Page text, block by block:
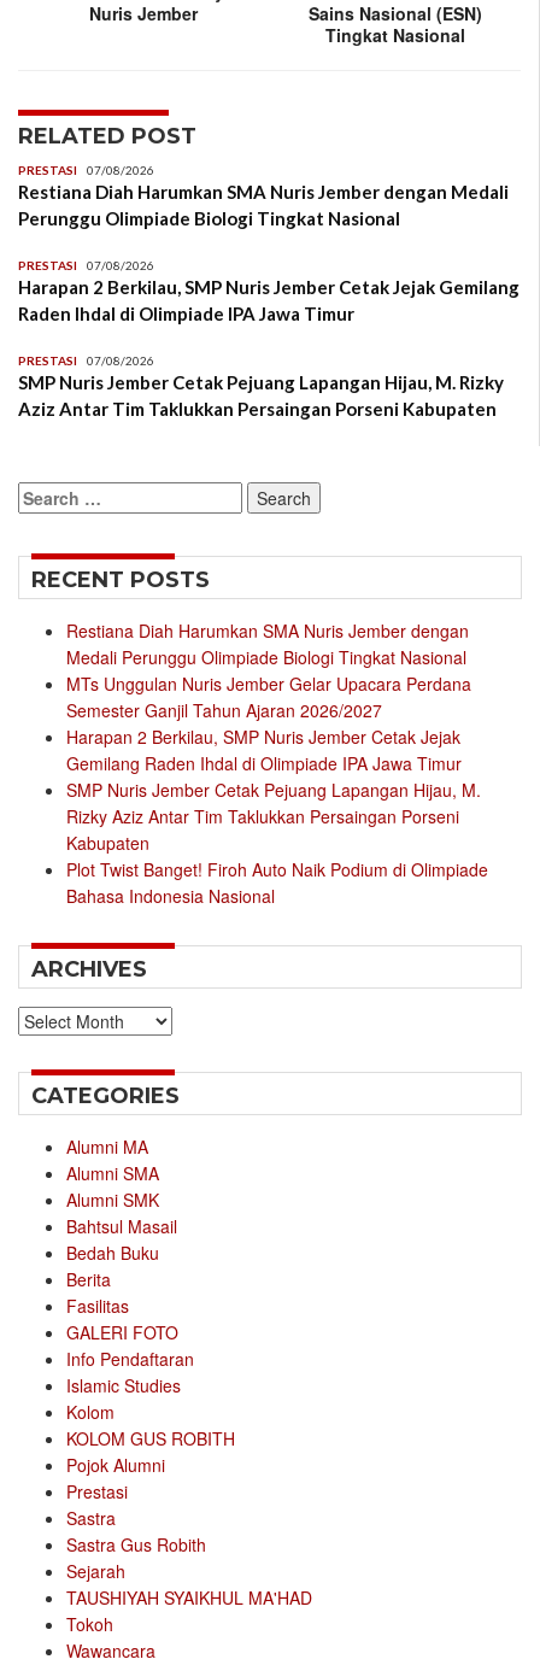
Nuris Jember
Sains Nasional (ESN)
Tingkat Nasional
RELATED POST
PRESTASI 07/08/2026
Restiana Diah Harumkan SMA Nuris Jember dengan Medali
Perunggu Olimpiade Biologi Tingkat Nasional
PRESTASI 07/08/2026
Harapan 2 Berkilau, SMP Nuris Jember Cetak Jejak Gemilang
Raden Ihdal di Olimpiade IPA Jawa Timur
PRESTASI 07/08/2026
SMP Nuris Jember Cetak Pejuang Lapangan Hijau, M. Rizky
Aziz Antar Tim Taklukkan Persaingan Porseni Kabupaten
Search
for:
RECENT POSTS
Restiana Diah Harumkan SMA Nuris Jember dengan
Medali Perunggu Olimpiade Biologi Tingkat Nasional
MTs Unggulan Nuris Jember Gelar Upacara Perdana
Semester Ganjil Tahun Ajaran 2026/2027
Harapan 2 Berkilau, SMP Nuris Jember Cetak Jejak
Gemilang Raden Ihdal di Olimpiade IPA Jawa Timur
SMP Nuris Jember Cetak Pejuang Lapangan Hijau, M.
Rizky Aziz Antar Tim Taklukkan Persaingan Porseni
Kabupaten
Plot Twist Banget! Firoh Auto Naik Podium di Olimpiade
Bahasa Indonesia Nasional
ARCHIVES
Archives
CATEGORIES
Alumni MA
Alumni SMA
Alumni SMK
Bahtsul Masail
Bedah Buku
Berita
Fasilitas
GALERI FOTO
Info Pendaftaran
Islamic Studies
Kolom
KOLOM GUS ROBITH
Pojok Alumni
Prestasi
Sastra
Sastra Gus Robith
Sejarah
TAUSHIYAH SYAIKHUL MA'HAD
Tokoh
Wawancara